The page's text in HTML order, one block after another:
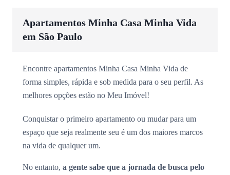
Apartamentos Minha Casa Minha Vida
em São Paulo
Encontre apartamentos Minha Casa Minha Vida de
forma simples, rápida e sob medida para o seu perfil. As
melhores opções estão no Meu Imóvel!
Conquistar o primeiro apartamento ou mudar para um
espaço que seja realmente seu é um dos maiores marcos
na vida de qualquer um.
No entanto, a gente sabe que a jornada de busca pelo